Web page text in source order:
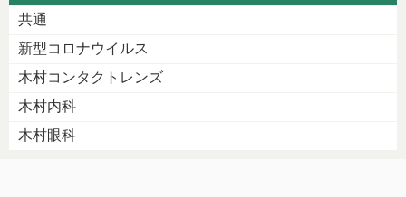
共通
新型コロナウイルス
木村コンタクトレンズ
木村内科
木村眼科